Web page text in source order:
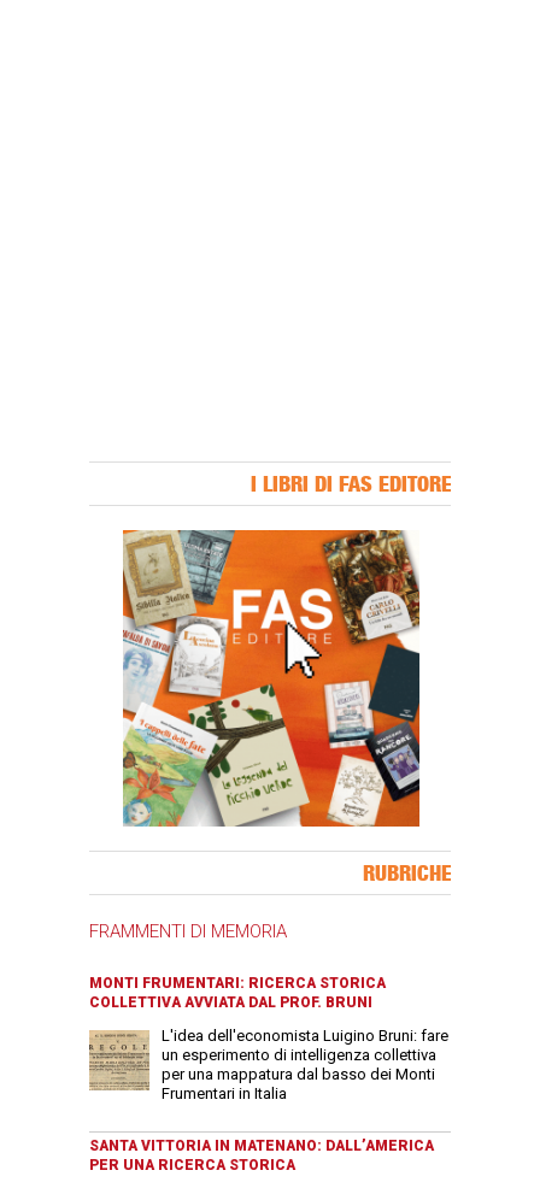
I LIBRI DI FAS EDITORE
RUBRICHE
FRAMMENTI DI MEMORIA
MONTI FRUMENTARI: RICERCA STORICA
COLLETTIVA AVVIATA DAL PROF. BRUNI
L'idea dell'economista Luigino Bruni: fare
un esperimento di intelligenza collettiva
per una mappatura dal basso dei Monti
Frumentari in Italia
SANTA VITTORIA IN MATENANO: DALL’AMERICA
PER UNA RICERCA STORICA